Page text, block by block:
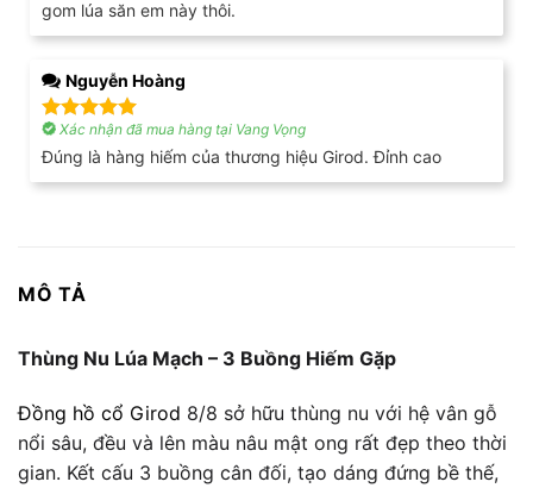
gom lúa săn em này thôi.
Nguyễn Hoàng
Được xếp
hạng 55
Xác nhận đã mua hàng tại Vang Vọng
Đúng là hàng hiếm của thương hiệu Girod. Đỉnh cao
MÔ TẢ
Thùng Nu Lúa Mạch – 3 Buồng Hiếm Gặp
Đồng hồ cổ Girod 8/8 sở hữu thùng nu với hệ vân gỗ
nổi sâu, đều và lên màu nâu mật ong rất đẹp theo thời
gian. Kết cấu 3 buồng cân đối, tạo dáng đứng bề thế,